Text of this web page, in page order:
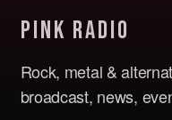
Pink Radio
Rock, metal &
broadcast, news,